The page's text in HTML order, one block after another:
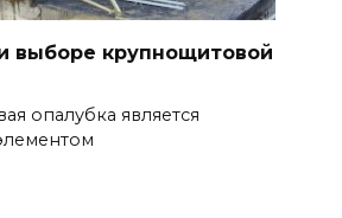
выборе крупнощитовой
опалубка является